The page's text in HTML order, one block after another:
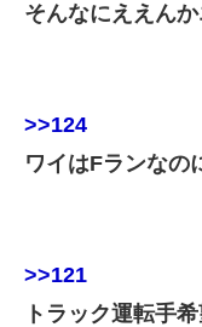
そんなにええん
>>124
ワイはFランなの
>>121
トラック運転手